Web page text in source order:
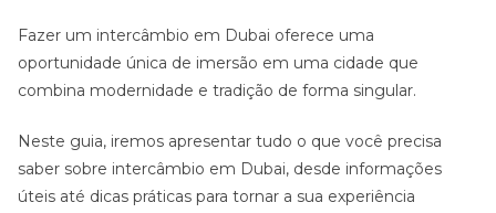
Fazer um intercâmbio em Dubai oferece uma
oportunidade única de imersão em uma cidade que
combina modernidade e tradição de forma singular.
Neste guia, iremos apresentar tudo o que você precisa
saber sobre intercâmbio em Dubai, desde informações
úteis até dicas práticas para tornar a sua experiência